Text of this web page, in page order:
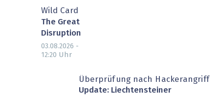
Wild Card
The Great
Disruption
03.08.2026 -
12:20 Uhr
Überprüfung nach Hackerangriff
Update: Liechtensteiner